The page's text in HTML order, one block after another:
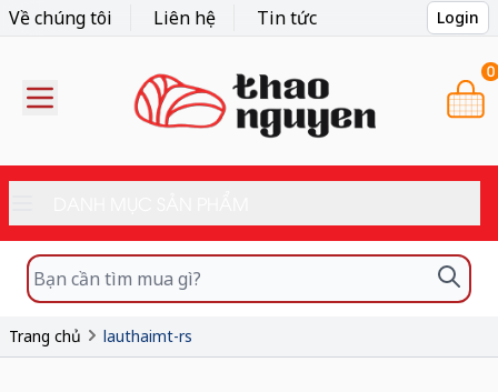
Về chúng tôi Liên hệ Tin tức Login
0
Trang chủ lauthaimt-rs